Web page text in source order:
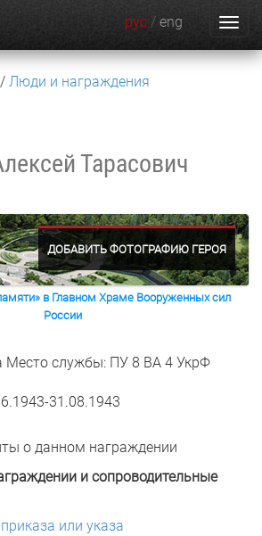
рус / eng
Люди и награждения
Тарасович
ДОБАВИТЬ ФОТОГРАФИЮ ГЕРОЯ
в Главном Храме Вооруженных сил
России
Место службы: ПУ 8 ВА 4 УкрФ
31.08.1943
о данном награждении
и сопроводительные
или указа